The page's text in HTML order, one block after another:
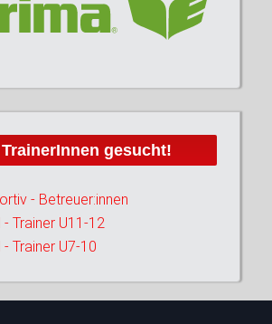
TrainerInnen gesucht!
- Betreuer:innen
- Trainer U11-12
- Trainer U7-10